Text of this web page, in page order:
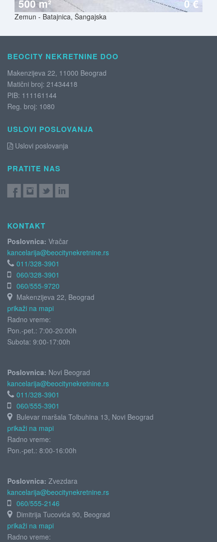
500 m² 0 €
Zemun - Batajnica, Šangajska
BEOCITY NEKRETNINE DOO
Makenzijeva 22, 11000 Beograd
Matični broj: 21434418
PIB: 111161144
Reg. broj: 1080
USLOVI POSLOVANJA
Uslovi poslovanja
PRATITE NAS
KONTAKT
Poslovnica: Vračar
kancelarija@beocitynekretnine.rs
011/328-3901
060/328-3901
060/555-9720
Makenzijeva 22, Beograd
prikaži na mapi
Radno vreme:
Pon.-pet.: 7:00-20:00h
Subota: 9:00-17:00h
Poslovnica: Novi Beograd
kancelarija@beocitynekretnine.rs
011/328-3901
060/555-3901
Bulevar maršala Tolbuhina 13, Novi Beograd
prikaži na mapi
Radno vreme:
Pon.-pet.: 8:00-16:00h
Poslovnica: Zvezdara
kancelarija@beocitynekretnine.rs
060/555-2146
Dimitrija Tucovića 90, Beograd
prikaži na mapi
Radno vreme: